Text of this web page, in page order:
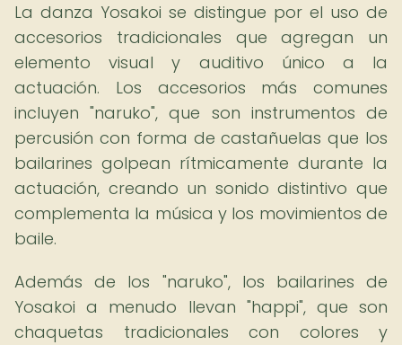
La danza Yosakoi se distingue por el uso de
accesorios tradicionales que agregan un
elemento visual y auditivo único a la
actuación. Los accesorios más comunes
incluyen "naruko", que son instrumentos de
percusión con forma de castañuelas que los
bailarines golpean rítmicamente durante la
actuación, creando un sonido distintivo que
complementa la música y los movimientos de
baile.
Además de los "naruko", los bailarines de
Yosakoi a menudo llevan "happi", que son
chaquetas tradicionales con colores y